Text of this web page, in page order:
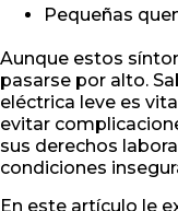
Pequeñas
Aunque estos
pasarse por alto.
eléctrica leve es
evitar
sus derechos
condiciones
En este artículo le